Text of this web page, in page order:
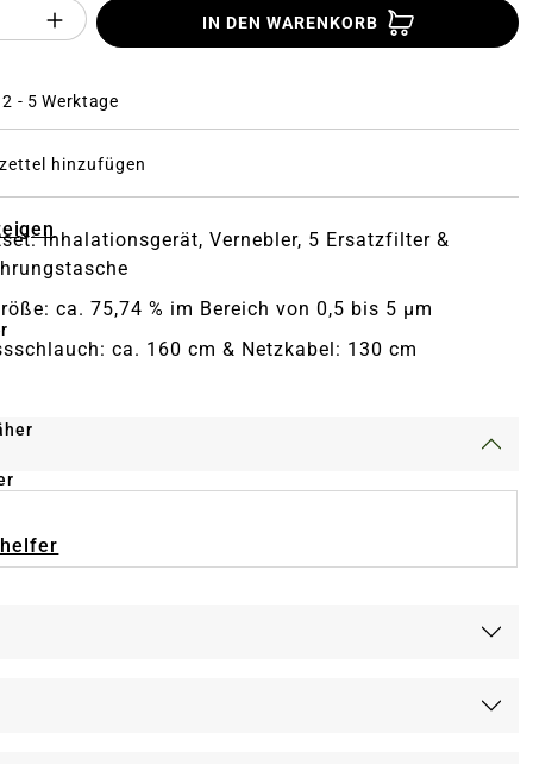
des Produktes "%product%":
IN DEN WARENKORB
- 5 Werktage
hinzufügen
Inhalationsgerät, Vernebler, 5 Ersatzfilter &
ca. 75,74 % im Bereich von 0,5 bis 5 µm
ca. 160 cm & Netzkabel: 130 cm